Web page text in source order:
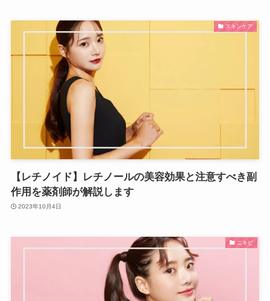
スキンケア
【レチノイド】レチノールの美容効果と注意すべき副
作用を薬剤師が解説します
2023年10月4日
ニキビ